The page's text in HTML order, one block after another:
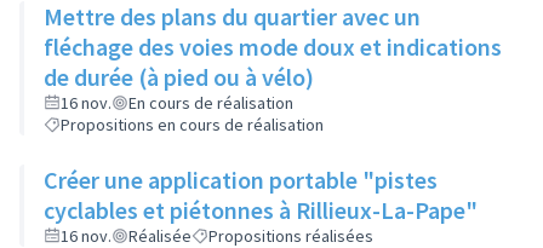
Mettre des plans du quartier avec un
fléchage des voies mode doux et indications
de durée (à pied ou à vélo)
16 nov.
En cours de réalisation
Propositions en cours de réalisation
Créer une application portable "pistes
cyclables et piétonnes à Rillieux-La-Pape"
16 nov. Réalisée Propositions réalisées